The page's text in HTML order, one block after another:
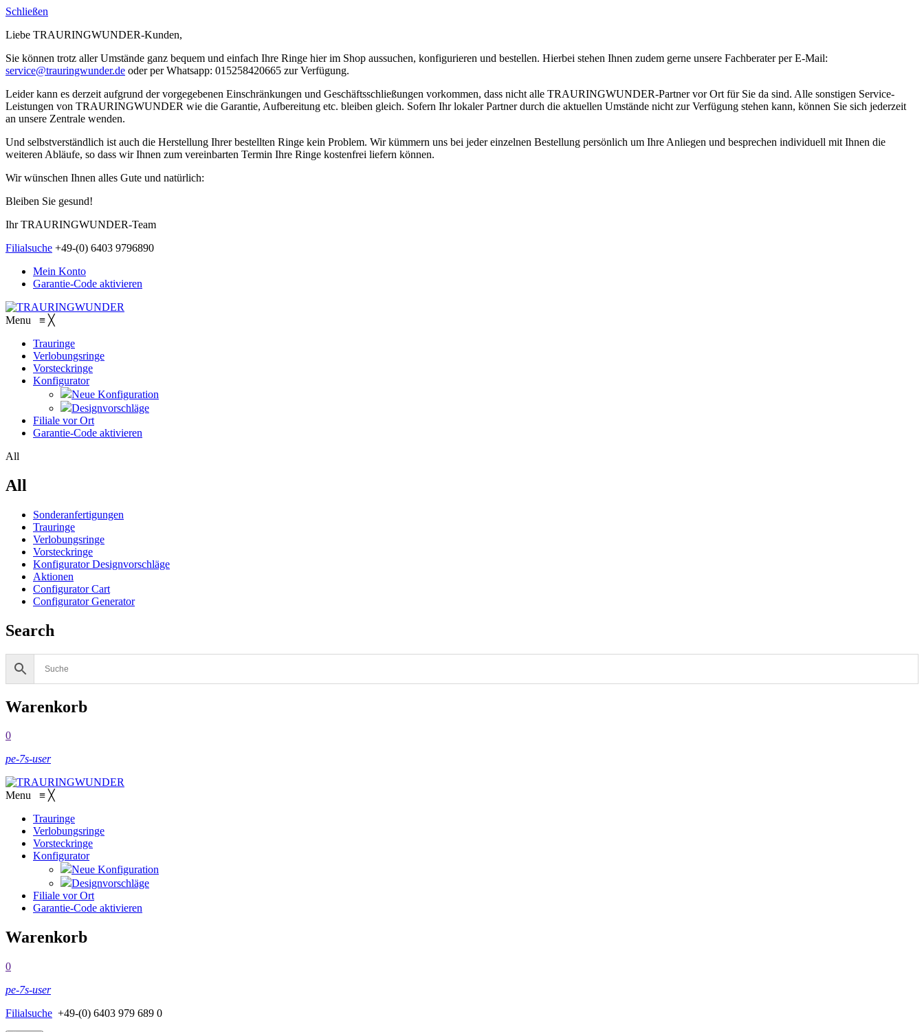
Schließen
Liebe TRAURINGWUNDER-Kunden,
Sie können trotz aller Umstände ganz bequem und einfach Ihre Ringe hier im Shop aussuchen, konfigurieren und bestellen. Hierbei stehen Ihnen zudem gerne unsere Fachberater per E-Mail:
service@trauringwunder.de oder per Whatsapp: 015258420665 zur Verfügung.
Leider kann es derzeit aufgrund der vorgegebenen Einschränkungen und Geschäftsschließungen vorkommen, dass nicht alle TRAURINGWUNDER-Partner vor Ort für Sie da sind. Alle sonstigen Service-
Leistungen von TRAURINGWUNDER wie die Garantie, Aufbereitung etc. bleiben gleich. Sofern Ihr lokaler Partner durch die aktuellen Umstände nicht zur Verfügung stehen kann, können Sie sich jederzeit
an unsere Zentrale wenden.
Und selbstverständlich ist auch die Herstellung Ihrer bestellten Ringe kein Problem. Wir kümmern uns bei jeder einzelnen Bestellung persönlich um Ihre Anliegen und besprechen individuell mit Ihnen die
weiteren Abläufe, so dass wir Ihnen zum vereinbarten Termin Ihre Ringe kostenfrei liefern können.
Wir wünschen Ihnen alles Gute und natürlich:
Bleiben Sie gesund!
Ihr TRAURINGWUNDER-Team
Filialsuche +49-(0) 6403 9796890
Mein Konto
Garantie-Code aktivieren
Menu ≡ ╳
Trauringe
Verlobungsringe
Vorsteckringe
Konfigurator
Neue Konfiguration
Designvorschläge
Filiale vor Ort
Garantie-Code aktivieren
All
All
Sonderanfertigungen
Trauringe
Verlobungsringe
Vorsteckringe
Konfigurator Designvorschläge
Aktionen
Configurator Cart
Configurator Generator
Search
Warenkorb
0
pe-7s-user
Menu ≡ ╳
Trauringe
Verlobungsringe
Vorsteckringe
Konfigurator
Neue Konfiguration
Designvorschläge
Filiale vor Ort
Garantie-Code aktivieren
Warenkorb
0
pe-7s-user
Filialsuche +49-(0) 6403 979 689 0